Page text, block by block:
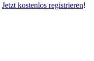
Jetzt kostenlos registrieren!